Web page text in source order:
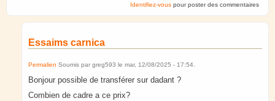
Identifiez-vous pour poster des commentaires
Essaims carnica
Permalien Soumis par greg593 le mar, 12/08/2025 - 17:54
Bonjour possible de transférer sur dadant ?
Combien de cadre a ce prix?